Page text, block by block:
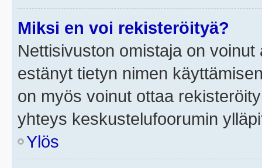
Miksi en voi rekisteröityä?
Nettisivuston omistaja on
estänyt tietyn nimen
on myös voinut ottaa
yhteys keskustelufoorumin
Ylös